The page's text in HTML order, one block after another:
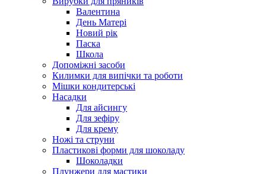
Валентина
День Матері
Новий рік
Паска
Школа
Допоміжні засоби
Килимки для випічки та роботи
Мішки кондитерські
Насадки
Для айсингу
Для зефіру
Для крему
Ножі та струни
Пластикові форми для шоколаду
Шоколадки
Плунжери для мастики